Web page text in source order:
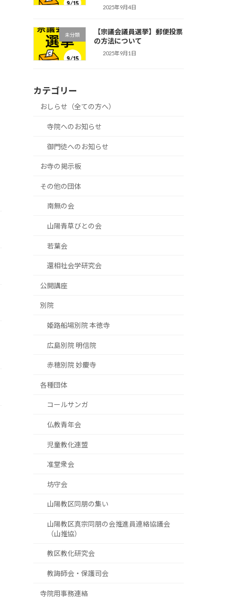
2025年9月4日
未分類
【宗議会議員選挙】郵便投票
の方法について
2025年9月1日
カテゴリー
おしらせ（全ての方へ）
寺院へのお知らせ
御門徒へのお知らせ
お寺の掲示板
その他の団体
南無の会
山陽青草びとの会
若葉会
還相社会学研究会
公開講座
別院
姫路船場別院 本徳寺
広島別院 明信院
赤穂別院 妙慶寺
各種団体
コールサンガ
仏教青年会
児童教化連盟
准堂衆会
坊守会
山陽教区同朋の集い
山陽教区真宗同朋の会推進員連絡協議会
（山推協）
教区教化研究会
教誨師会・保護司会
寺院用事務連絡